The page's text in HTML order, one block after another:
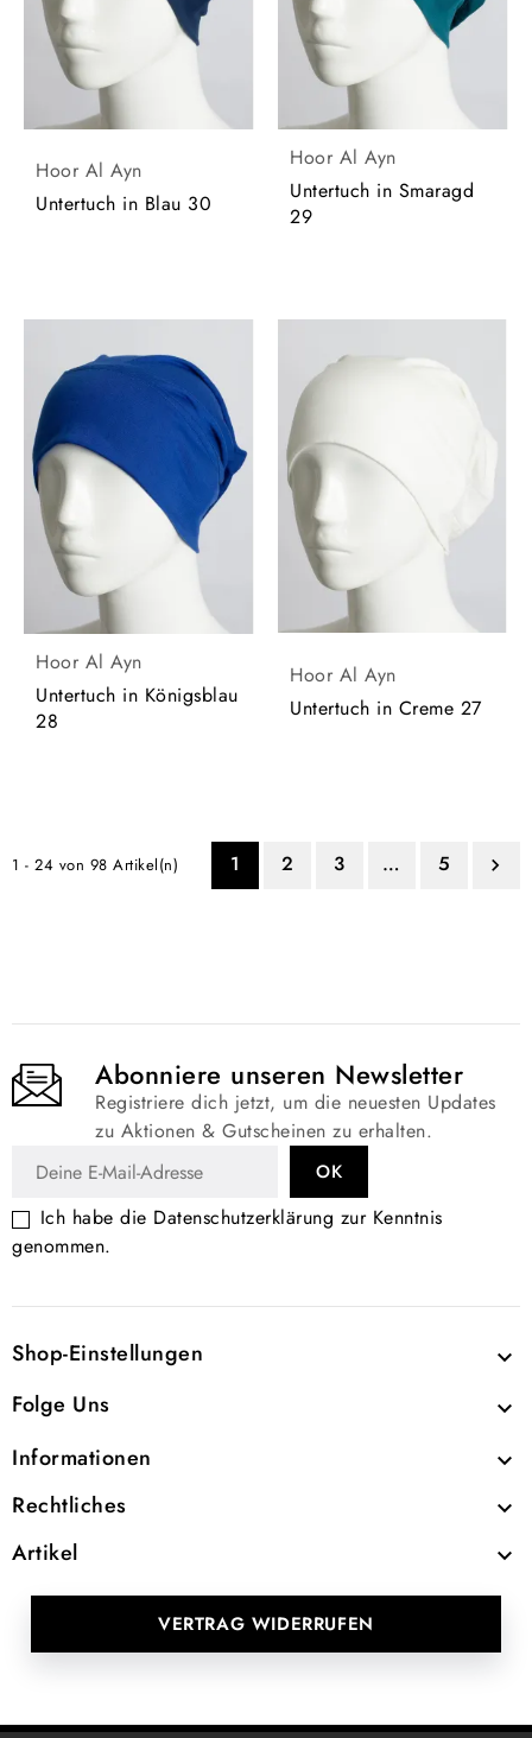
Hoor Al Ayn
Untertuch in Blau 30
Hoor Al Ayn
Untertuch in Smaragd
29
Hoor Al Ayn
Untertuch in Königsblau
28
Hoor Al Ayn
Untertuch in Creme 27
1 - 24 von 98 Artikel(n) 1 2 3 … 5 
Abonniere unseren Newsletter
Registriere dich jetzt, um die neuesten Updates
zu Aktionen & Gutscheinen zu erhalten.
Ich habe die Datenschutzerklärung zur Kenntnis
genommen.
Shop-Einstellungen 
Folge Uns 
Informationen 
Rechtliches 
Artikel 
VERTRAG WIDERRUFEN